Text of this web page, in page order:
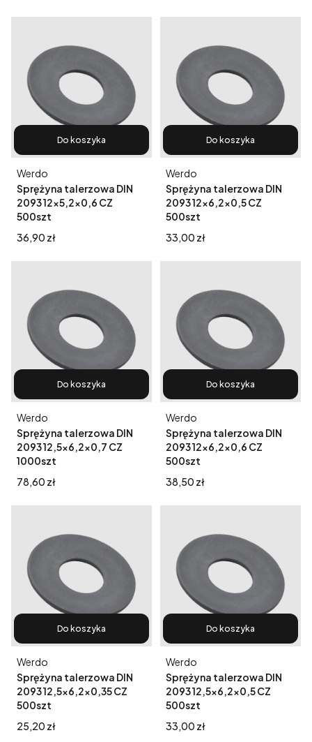
Do koszyka
Sprężyna talerzowa DIN
2093 12x5,2x0,6 CZ
500szt
Producent
Werdo
Cena
36,90 zł
Do koszyka
Sprężyna talerzowa DIN
2093 12x6,2x0,5 CZ
500szt
Producent
Werdo
Cena
33,00 zł
Do koszyka
Sprężyna talerzowa DIN
2093 12,5x6,2x0,7 CZ
1000szt
Producent
Werdo
Cena
78,60 zł
Do koszyka
Sprężyna talerzowa DIN
2093 12x6,2x0,6 CZ
500szt
Producent
Werdo
Cena
38,50 zł
Do koszyka
Sprężyna talerzowa DIN
2093 12,5x6,2x0,35 CZ
500szt
Producent
Werdo
Cena
25,20 zł
Do koszyka
Sprężyna talerzowa DIN
2093 12,5x6,2x0,5 CZ
500szt
Producent
Werdo
Cena
33,00 zł